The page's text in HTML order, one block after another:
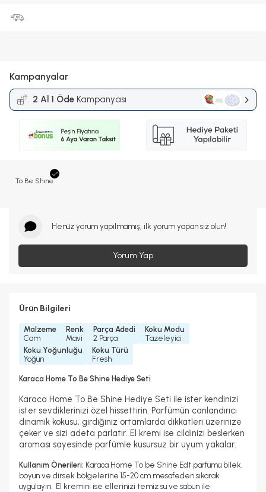
Kampanyalar
2 Al 1 Öde Kampanyası
To Be Shıne
Henüz yorum yapılmamış, ilk yorum yapan siz olun!
Yorum Yap
Ürün Bilgileri
Malzeme
Cam
Renk
Mavi
Parça Adedi
2 Parça
Koku Modu
Tazeleyici
Koku Yoğunluğu
Yoğun
Koku Türü
Fresh
Karaca Home To Be Shine Hediye Seti
Karaca Home To Be Shine Hediye Seti ile ister kendinizi
ister sevdiklerinizi özel hissettirin. Parfümün canlandırıcı
dinamik kokusu, girdiğiniz ortamlarda dikkatleri üzerinize
çeker ve sizi adeta parlatır. El kremi ise cildinizi beslerken
aroması sayesinde parfümle kusursuz bir uyum yakalar.
Kullanım Önerileri: Karaca Home To be Shine Edt parfümü bilek,
boyun ve dirsek bölgelerine 15-20 cm mesafeden sıkarak
uygulayın. El kremini ise ellerinizi temiz su ve sabun ile